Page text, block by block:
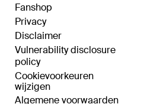
Fanshop
Privacy
Disclaimer
Vulnerability disclosure
policy
Cookievoorkeuren
wijzigen
Algemene voorwaarden